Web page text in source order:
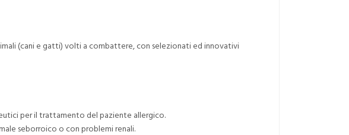
(cani e gatti) volti a combattere, con selezionati ed innovativi
per il trattamento del paziente allergico.
seborroico o con problemi renali.